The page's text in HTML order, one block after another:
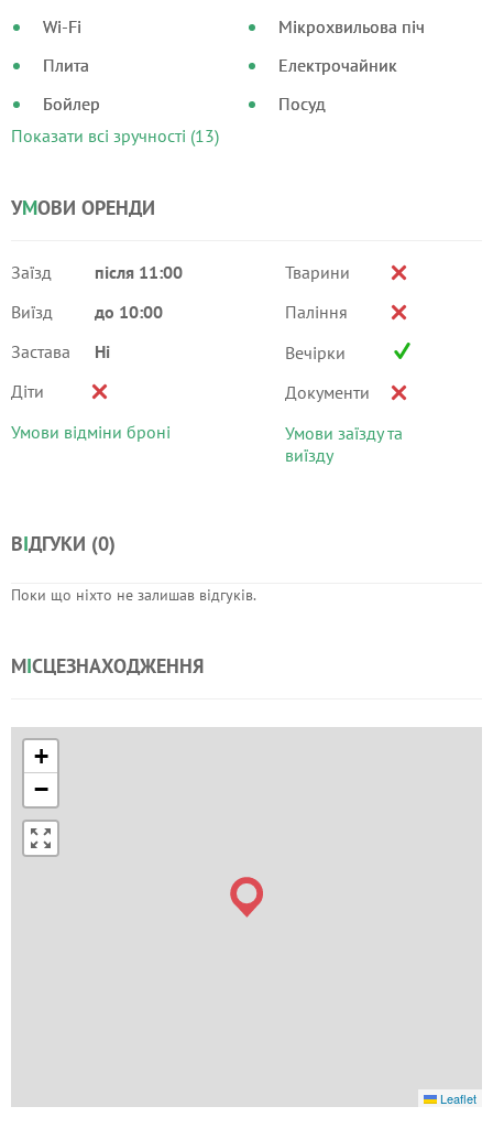
Wi-Fi
Плита
Бойлер
Мікрохвильова піч
Електрочайник
Посуд
Показати всі зручності (13)
УМОВИ ОРЕНДИ
Заїзд
після 11:00
Виїзд
до 10:00
Застава
Ні
Діти
Умови відміни броні
Тварини
Паління
Вечірки
Документи
Умови заїзду та
виїзду
ВІДГУКИ (0)
Поки що ніхто не залишав відгуків.
МІСЦЕЗНАХОДЖЕННЯ
+
−
Leaflet